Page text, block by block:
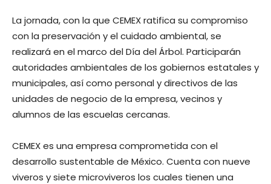
La jornada, con la que CEMEX ratifica su compromiso
con la preservación y el cuidado ambiental, se
realizará en el marco del Día del Árbol. Participarán
autoridades ambientales de los gobiernos estatales y
municipales, así como personal y directivos de las
unidades de negocio de la empresa, vecinos y
alumnos de las escuelas cercanas.
CEMEX es una empresa comprometida con el
desarrollo sustentable de México. Cuenta con nueve
viveros y siete microviveros los cuales tienen una